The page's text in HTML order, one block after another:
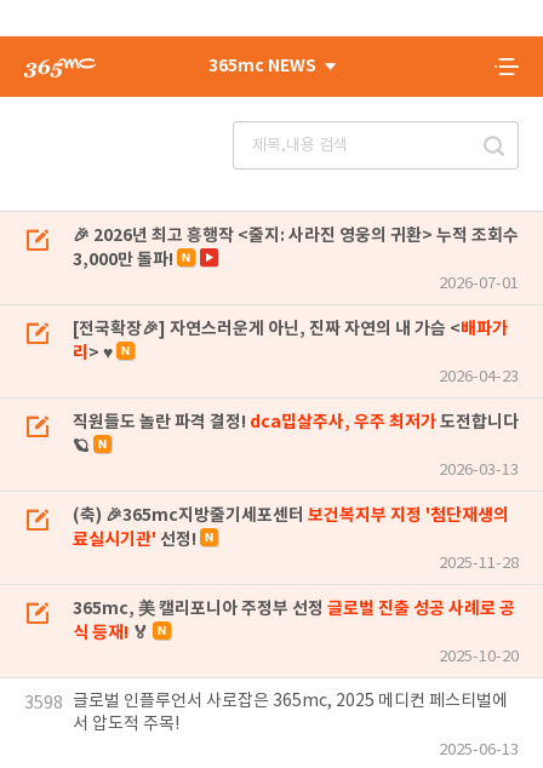
365mc NEWS
🎉 2026년 최고 흥행작 <줄지: 사라진 영웅의 귀환> 누적 조회수
3,000만 돌파!
2026-07-01
[전국확장🎉] 자연스러운게 아닌, 진짜 자연의 내 가슴 <배파가
리 > ♥
2026-04-23
직원들도 놀란 파격 결정! dca밉살주사, 우주 최저가도전합니다
🪐
2026-03-13
(축) 🎉365mc지방줄기세포센터 보건복지부 지정 '첨단재생의
료실시기관' 선정!
2025-11-28
365mc, 美 캘리포니아 주정부 선정 글로벌 진출 성공 사례로 공
식 등재! 🏅
2025-10-20
3598 글로벌 인플루언서 사로잡은 365mc, 2025 메디컨 페스티벌에
서 압도적 주목!
2025-06-13